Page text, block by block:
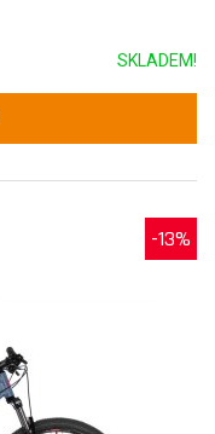
SKLADEM!
-13%